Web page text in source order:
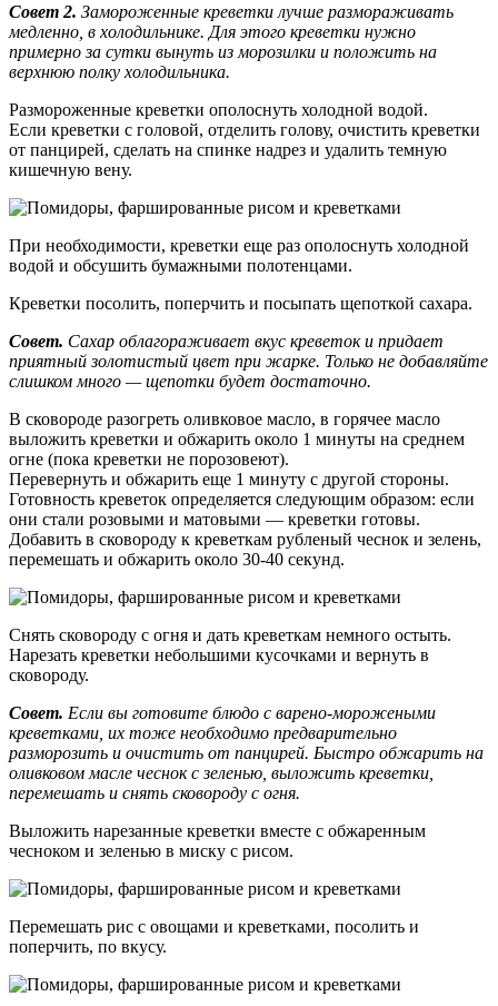
Совет 2. Замороженные креветки лучше размораживать
медленно, в холодильнике. Для этого креветки нужно
примерно за сутки вынуть из морозилки и положить на
верхнюю полку холодильника.
Размороженные креветки ополоснуть холодной водой.
Если креветки с головой, отделить голову, очистить креветки
от панцирей, сделать на спинке надрез и удалить темную
кишечную вену.
При необходимости, креветки еще раз ополоснуть холодной
водой и обсушить бумажными полотенцами.
Креветки посолить, поперчить и посыпать щепоткой сахара.
Совет. Сахар облагораживает вкус креветок и придает
приятный золотистый цвет при жарке. Только не добавляйте
слишком много — щепотки будет достаточно.
В сковороде разогреть оливковое масло, в горячее масло
выложить креветки и обжарить около 1 минуты на среднем
огне (пока креветки не порозовеют).
Перевернуть и обжарить еще 1 минуту с другой стороны.
Готовность креветок определяется следующим образом: если
они стали розовыми и матовыми — креветки готовы.
Добавить в сковороду к креветкам рубленый чеснок и зелень,
перемешать и обжарить около 30-40 секунд.
Снять сковороду с огня и дать креветкам немного остыть.
Нарезать креветки небольшими кусочками и вернуть в
сковороду.
Совет. Если вы готовите блюдо с варено-морожеными
креветками, их тоже необходимо предварительно
разморозить и очистить от панцирей. Быстро обжарить на
оливковом масле чеснок с зеленью, выложить креветки,
перемешать и снять сковороду с огня.
Выложить нарезанные креветки вместе с обжаренным
чесноком и зеленью в миску с рисом.
Перемешать рис с овощами и креветками, посолить и
поперчить, по вкусу.